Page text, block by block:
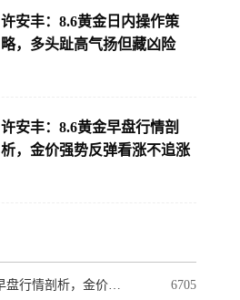
许安丰：8.6黄金日内操作策
略，多头趾高气扬但藏凶险
许安丰：8.6黄金早盘行情剖
析，金价强势反弹看涨不追涨
许安丰：8.6黄金早盘行情剖析，金价强势反弹看涨不追涨 6705